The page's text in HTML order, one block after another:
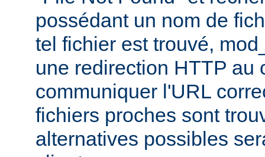
possédant un nom de
tel fichier est trouvé,
une redirection HTTP au
communiquer l'URL
fichiers proches sont
alternatives possibles